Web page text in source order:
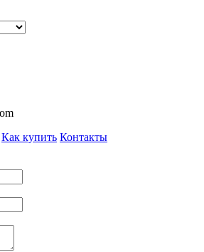
Как купить Контакты